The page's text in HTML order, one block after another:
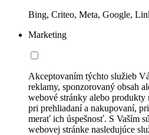
Bing, Criteo, Meta, Google,
Marketing
Akceptovaním týchto služieb
reklamy, sponzorovaný obsah
webové stránky alebo produkty
pri prehliadaní a nakupovaní,
merať ich úspešnosť. S Vaším
webovej stránke nasledujúce